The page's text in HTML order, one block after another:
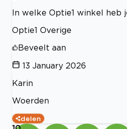
In welke Optie1 winkel heb
Optie1 Overige
Beveelt aan
13 January 2026
Karin
Woerden
delen